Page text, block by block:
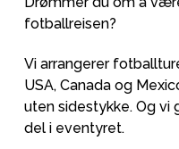
fotballreisen?
Vi arrangerer
USA, Canada og
uten sidestykke. Og
del i eventyret.